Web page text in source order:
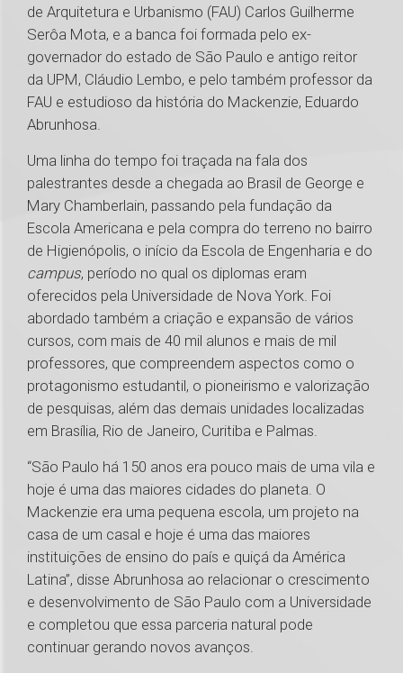
de Arquitetura e Urbanismo (FAU) Carlos Guilherme
Serôa Mota, e a banca foi formada pelo ex-
governador do estado de São Paulo e antigo reitor
da UPM, Cláudio Lembo, e pelo também professor da
FAU e estudioso da história do Mackenzie, Eduardo
Abrunhosa.
Uma linha do tempo foi traçada na fala dos
palestrantes desde a chegada ao Brasil de George e
Mary Chamberlain, passando pela fundação da
Escola Americana e pela compra do terreno no bairro
de Higienópolis, o início da Escola de Engenharia e do
campus, período no qual os diplomas eram
oferecidos pela Universidade de Nova York. Foi
abordado também a criação e expansão de vários
cursos, com mais de 40 mil alunos e mais de mil
professores, que compreendem aspectos como o
protagonismo estudantil, o pioneirismo e valorização
de pesquisas, além das demais unidades localizadas
em Brasília, Rio de Janeiro, Curitiba e Palmas.
“São Paulo há 150 anos era pouco mais de uma vila e
hoje é uma das maiores cidades do planeta. O
Mackenzie era uma pequena escola, um projeto na
casa de um casal e hoje é uma das maiores
instituições de ensino do país e quiçá da América
Latina”, disse Abrunhosa ao relacionar o crescimento
e desenvolvimento de São Paulo com a Universidade
e completou que essa parceria natural pode
continuar gerando novos avanços.